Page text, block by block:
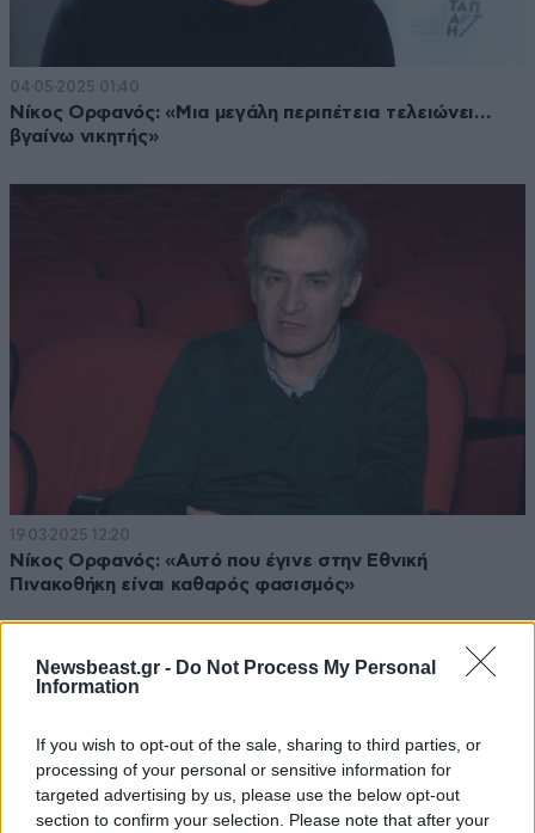
Newsbeast.gr - Do Not Process My Personal
Information
If you wish to opt-out of the sale, sharing to third parties, or
processing of your personal or sensitive information for
targeted advertising by us, please use the below opt-out
section to confirm your selection. Please note that after your
04·05·2025 01:40
Νίκος Ορφανός: «Μια μεγάλη περιπέτεια τελειώνει…
βγαίνω νικητής»
19·03·2025 12:20
Νίκος Ορφανός: «Αυτό που έγινε στην Εθνική
Πινακοθήκη είναι καθαρός φασισμός»